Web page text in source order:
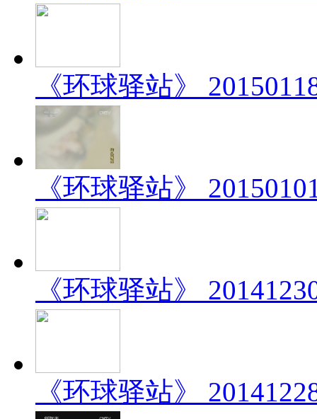
《环球驿站》
《环球驿站》
《环球驿站》
《环球驿站》